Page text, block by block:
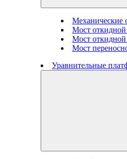
Механические
Мост откидной
Мост
Мост
Уравнительные